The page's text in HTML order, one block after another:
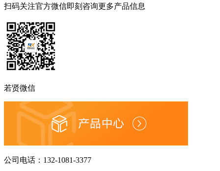
扫码关注官方微信即刻咨询更多产品信息
若贤微信
公司电话： 132-1081-3377